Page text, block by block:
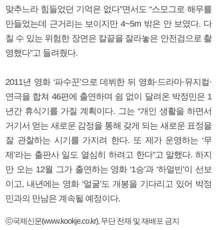
맞추느라 힘들었던 기억은 없다”면서도 “스모그로 해무를
만들었는데 근거리는 보이지만 4~5m 밖은 안 보였다. 다
칠 수 있는 위험한 장면은 칼끝을 잘라놓은 안전검으로 촬
영했다”고 들려줬다.
2011년 영화 ‘파수꾼’으로 데뷔한 뒤 영화·드라마·뮤지컬·
연극을 합쳐 46편에 출연하며 쉼 없이 달려온 박정민은 1
년간 휴식기를 가질 계획이다. 그는 “개인 생활을 하면서
거기서 얻는 새로운 감정을 통해 갖게 되는 새로운 표정을
잘 관찰하는 시기를 가지려 한다. 또 제가 운영하는 ‘무
제’라는 출판사 일도 열심히 하려고 한다”고 말했다. 하지
만 오는 12월 그가 출연하는 영화 ‘1승’과 ‘하얼빈’이 선보
이고, 내년에는 영화 ‘얼굴’도 개봉을 기다리고 있어 박정
민과의 만남은 계속될 예정이다.
ⓒ국제신문(www.kookje.co.kr), 무단 전재 및 재배포 금지